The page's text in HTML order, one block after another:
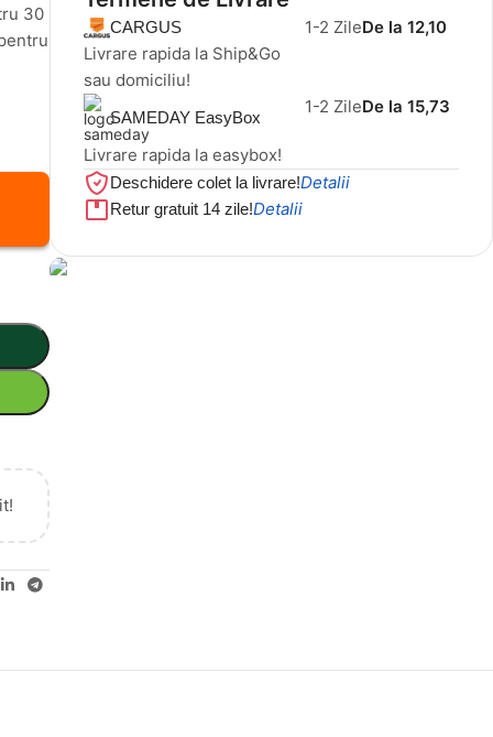
30
CARGUS
Livrare rapida la Ship&Go
sau domiciliu!
1-2 ZileDe la 12,10
SAMEDAY EasyBox
Livrare rapida la easybox!
1-2 ZileDe la 15,73
Deschidere colet la livrare!Detalii
Retur gratuit 14 zile!Detalii